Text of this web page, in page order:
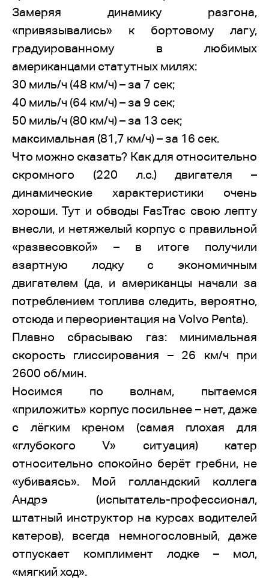
Замеряя динамику разгона,
«привязывались» к бортовому лагу,
градуированному в любимых
американцами статутных милях:
30 миль/ч (48 км/ч) – за 7 сек;
40 миль/ч (64 км/ч) – за 9 сек;
50 миль/ч (80 км/ч) – за 13 сек;
максимальная (81,7 км/ч) – за 16 сек.
Что можно сказать? Как для относительно
скромного (220 л.с.) двигателя –
динамические характеристики очень
хороши. Тут и обводы FasTrac свою лепту
внесли, и нетяжелый корпус с правильной
«развесовкой» – в итоге получили
азартную лодку с экономичным
двигателем (да, и американцы начали за
потреблением топлива следить, вероятно,
отсюда и переориентация на Volvo Penta).
Плавно сбрасываю газ: минимальная
скорость глиссирования – 26 км/ч при
2600 об/мин.
Носимся по волнам, пытаемся
«приложить» корпус посильнее – нет, даже
с лёгким креном (самая плохая для
«глубокого V» ситуация) катер
относительно спокойно берёт гребни, не
«убиваясь». Мой голландский коллега
Андрэ (испытатель-профессионал,
штатный инструктор на курсах водителей
катеров), всегда немногословный, даже
отпускает комплимент лодке – мол,
«мягкий ход».